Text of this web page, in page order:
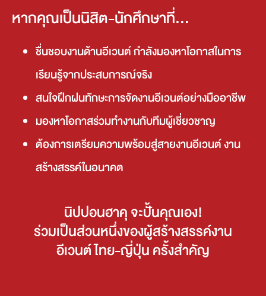
หากคุณเป็นนิสิต-นักศึกษาที่...
ชื่นชอบงานด้านอีเวนต์ กำลังมองหาโอกาสในการ
เรียนรู้จากประสบการณ์จริง
สนใจฝึกฝนทักษะการจัดงานอีเวนต์อย่างมืออาชีพ
มองหาโอกาสร่วมทำงานกับทีมผู้เชี่ยวชาญ
ต้องการเตรียมความพร้อมสู่สายงานอีเวนต์ งาน
สร้างสรรค์ในอนาคต
นิปปอนฮาคุ จะปั้นคุณเอง!
ร่วมเป็นส่วนหนึ่งของผู้สร้างสรรค์งาน
อีเวนต์ ไทย-ญี่ปุ่น ครั้งสำคัญ